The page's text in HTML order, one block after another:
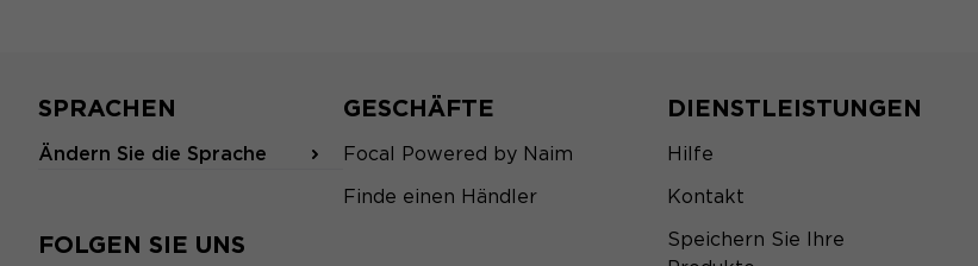
SPRACHEN
Ändern Sie die Sprache
FOLGEN SIE UNS
GESCHÄFTE
Focal Powered by Naim
Finde einen Händler
DIENSTLEISTUNGEN
Hilfe
Kontakt
Speichern Sie Ihre